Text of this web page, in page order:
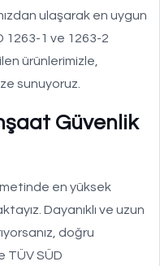
ulaşarak en uygun
1263-1 ve 1263-2
ürünlerimizle,
sunuyoruz.
Güvenlik
en yüksek
Dayanıklı ve uzun
doğru
TÜV SÜD